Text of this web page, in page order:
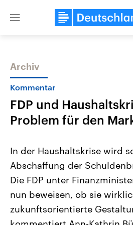
Close
Themen
Landtagswahl Sachsen-Anhalt
2026
Alle Informationen
Sachsen-Anhalt wählt am 6.
September 2026 einen neuen
Landtag. Seit 2021 wird das
Bundesland von einer Koalition aus
Archiv
Kommentar
FDP und
Problem für den
In der Haushaltskrise wird
Abschaffung der
Die FDP unter
nun beweisen, ob sie
zukunftsorientierte